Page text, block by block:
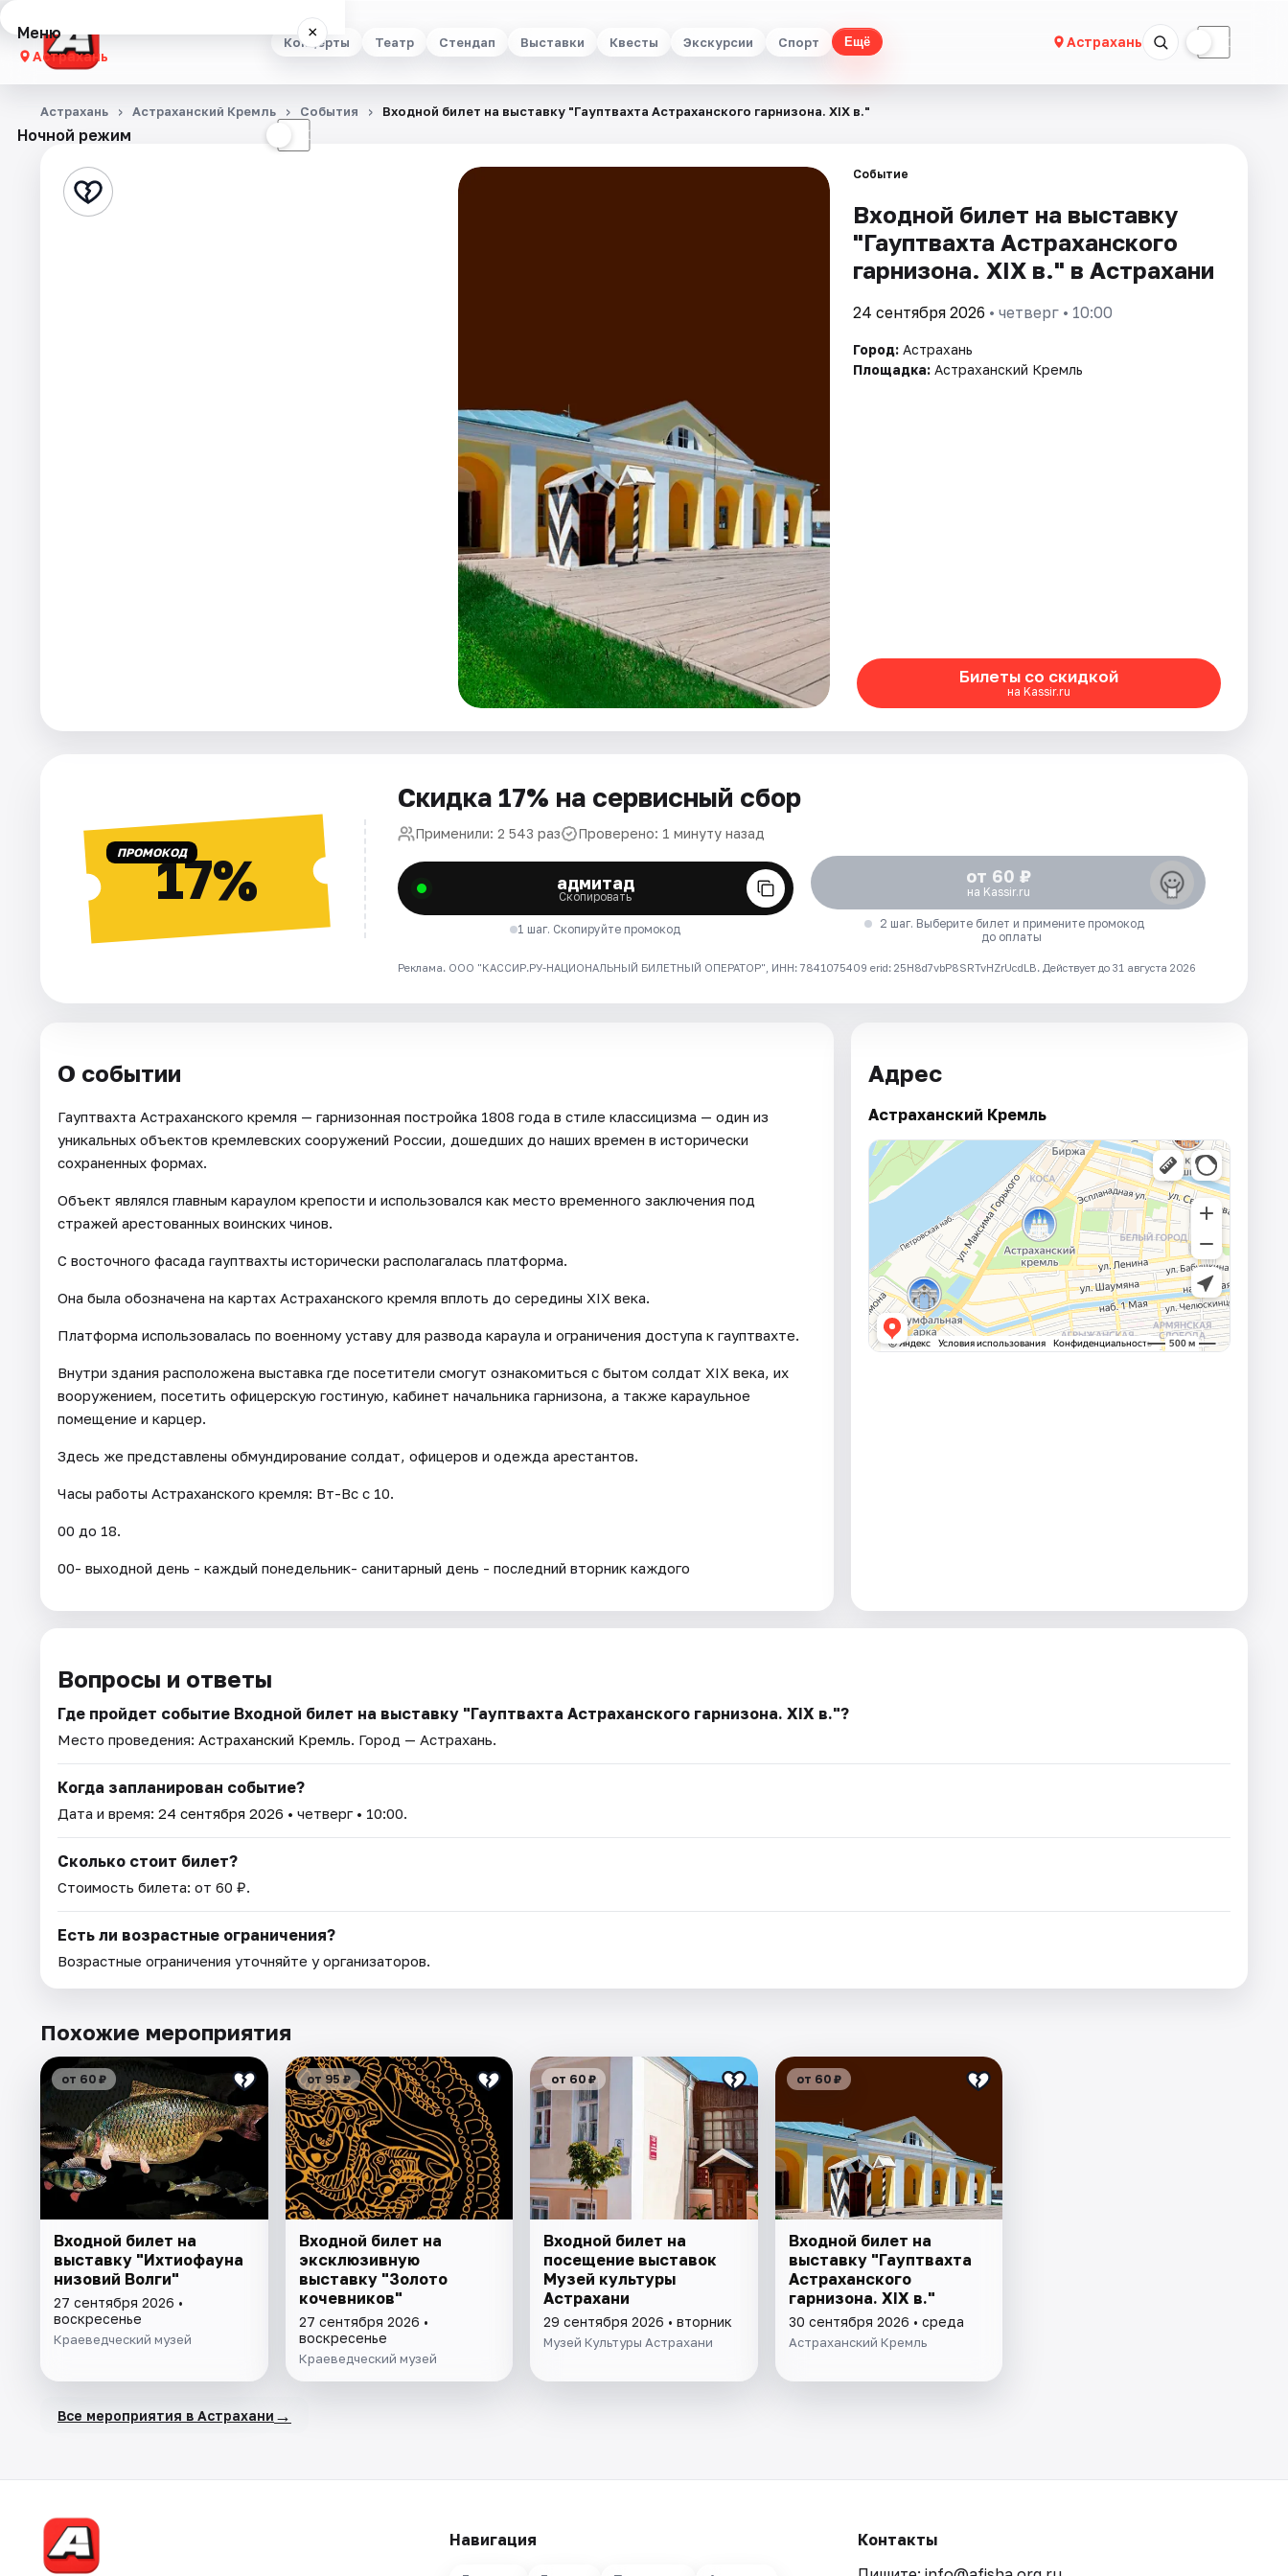
Концерты Театр Стендап Выставки Квесты Экскурсии Спорт Ещё Астрахань ☾
Меню ×
Астрахань
Концерты
Стендап
Ночной режим ☾
Астрахань Астраханский Кремль События Входной билет на выставку "Гауптвахта Астраханского гарнизона. XIX в."
Событие
Входной билет на выставку
"Гауптвахта Астраханского
гарнизона. XIX в." в Астрахани
24 сентября 2026 • четверг • 10:00
Город: Астрахань
Площадка: Астраханский Кремль
Билеты со скидкой
на Kassir.ru
ПРОМОКОД17%
Скидка 17% на сервисный сбор
Применили: 2 543 раз Проверено: 1 минуту назад
адмитад
Скопировать
1 шаг. Скопируйте промокод
от 60 ₽
на Kassir.ru
2 шаг. Выберите билет и примените промокод
до оплаты
Реклама. ООО "КАССИР.РУ-НАЦИОНАЛЬНЫЙ БИЛЕТНЫЙ ОПЕРАТОР", ИНН: 7841075409 erid: 25H8d7vbP8SRTvHZrUcdLB. Действует до 31 августа 2026
О событии
Гауптвахта Астраханского кремля — гарнизонная постройка 1808 года в стиле классицизма — один из
уникальных объектов кремлевских сооружений России, дошедших до наших времен в исторически
сохраненных формах.
Объект являлся главным караулом крепости и использовался как место временного заключения под
стражей арестованных воинских чинов.
С восточного фасада гауптвахты исторически располагалась платформа.
Она была обозначена на картах Астраханского кремля вплоть до середины XIX века.
Платформа использовалась по военному уставу для развода караула и ограничения доступа к гауптвахте.
Внутри здания расположена выставка где посетители смогут ознакомиться с бытом солдат XIX века, их
вооружением, посетить офицерскую гостиную, кабинет начальника гарнизона, а также караульное
помещение и карцер.
Здесь же представлены обмундирование солдат, офицеров и одежда арестантов.
Часы работы Астраханского кремля: Вт-Вс с 10.
00 до 18.
00- выходной день - каждый понедельник- санитарный день - последний вторник каждого
Адрес
Астраханский Кремль
Вопросы и ответы
Где пройдет событие Входной билет на выставку "Гауптвахта Астраханского гарнизона. XIX в."?
Место проведения: Астраханский Кремль. Город — Астрахань.
Когда запланирован событие?
Дата и время: 24 сентября 2026 • четверг • 10:00.
Сколько стоит билет?
Стоимость билета: от 60 ₽.
Есть ли возрастные ограничения?
Возрастные ограничения уточняйте у организаторов.
Похожие мероприятия
от 60 ₽
Входной билет на
выставку "Ихтиофауна
низовий Волги"
27 сентября 2026 •
воскресенье
Краеведческий музей
от 95 ₽
Входной билет на
эксклюзивную
выставку "Золото
кочевников"
27 сентября 2026 •
воскресенье
Краеведческий музей
от 60 ₽
Входной билет на
посещение выставок
Музей культуры
Астрахани
29 сентября 2026 • вторник
Музей Культуры Астрахани
от 60 ₽
Входной билет на
выставку "Гауптвахта
Астраханского
гарнизона. XIX в."
30 сентября 2026 • среда
Астраханский Кремль
Все мероприятия в Астрахани →
Навигация
Контакты